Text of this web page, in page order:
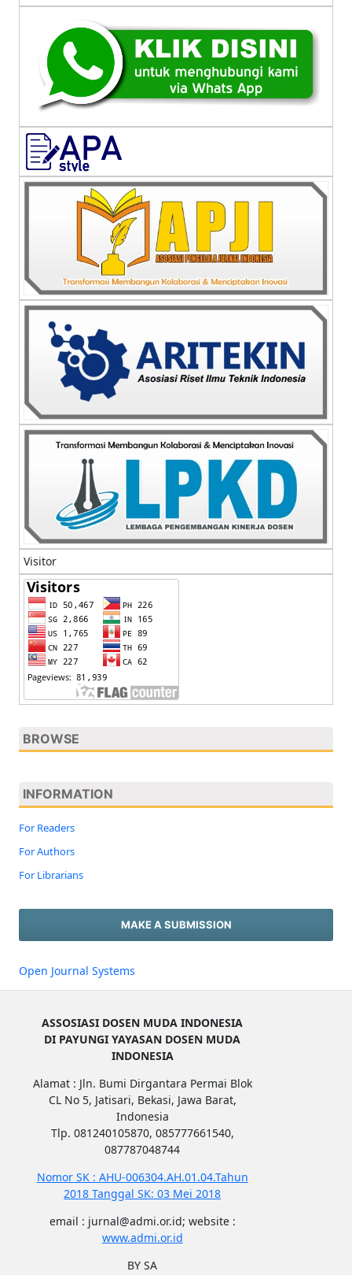
Visitor
BROWSE
INFORMATION
For Readers
For Authors
For Librarians
MAKE A SUBMISSION
Open Journal Systems
ASSOSIASI DOSEN MUDA INDONESIA
DI PAYUNGI YAYASAN DOSEN MUDA
INDONESIA
Alamat : Jln. Bumi Dirgantara Permai Blok
CL No 5, Jatisari, Bekasi, Jawa Barat,
Indonesia
Tlp. 081240105870, 085777661540,
087787048744
Nomor SK : AHU-006304.AH.01.04.Tahun
2018 Tanggal SK: 03 Mei 2018
email : jurnal@admi.or.id; website :
www.admi.or.id
BY SA